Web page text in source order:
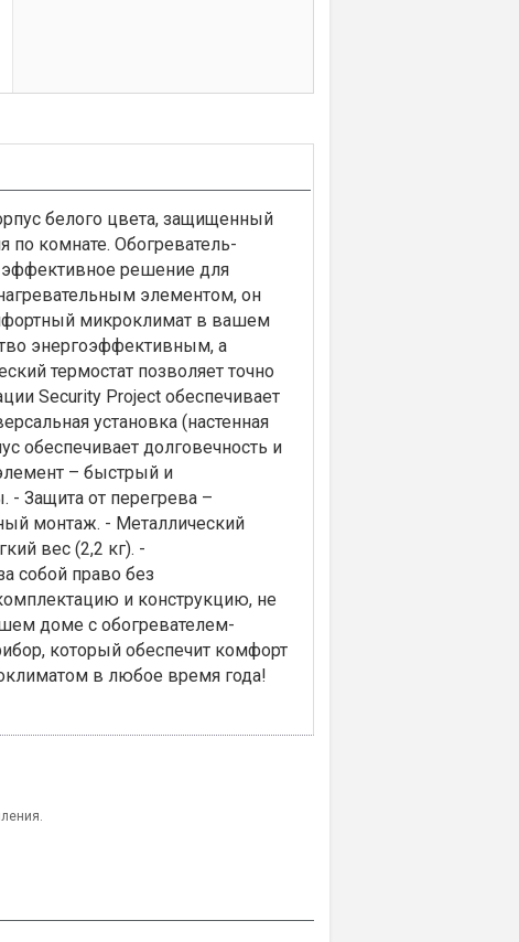
белого цвета, защищенный
по комнате. Обогреватель-
эффективное решение для
элементом, он
микроклимат в вашем
энергоэффективным, а
термостат позволяет точно
Security Project обеспечивает
установка (настенная
обеспечивает долговечность и
– быстрый и
- Защита от перегрева –
монтаж. - Металлический
вес (2,2 кг). -
собой право без
и конструкцию, не
доме с обогревателем-
который обеспечит комфорт
в любое время года!